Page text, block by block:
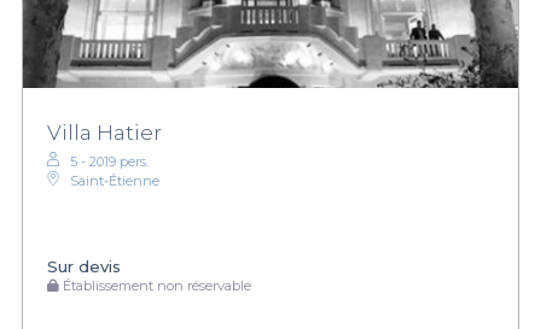
Villa Hatier
5 - 2019 pers.
Saint-Étienne
Sur devis
Établissement non réservable